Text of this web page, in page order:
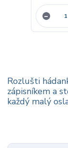
Rozlušti
zápisníkem a
každý malý